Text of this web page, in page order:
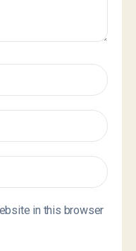
in this browser